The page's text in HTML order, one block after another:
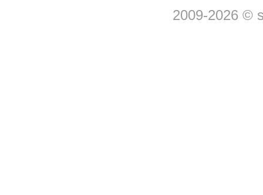
2009-2026 ©